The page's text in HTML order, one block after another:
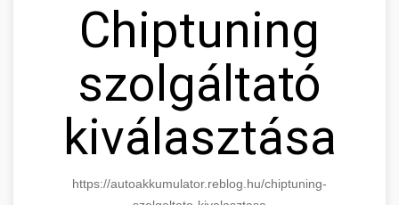
Chiptuning
szolgáltató
kiválasztása
https://autoakkumulator.reblog.hu/chiptuning-